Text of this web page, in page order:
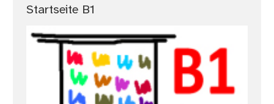
Startseite B1